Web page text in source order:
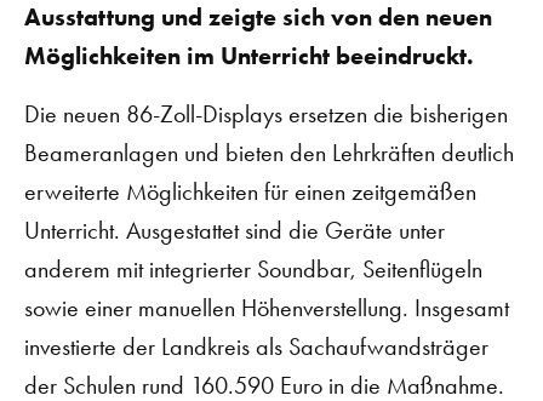
Ausstattung und zeigte sich von den neuen
Möglichkeiten im Unterricht beeindruckt.
Die neuen 86-Zoll-Displays ersetzen die bisherigen
Beameranlagen und bieten den Lehrkräften deutlich
erweiterte Möglichkeiten für einen zeitgemäßen
Unterricht. Ausgestattet sind die Geräte unter
anderem mit integrierter Soundbar, Seitenflügeln
sowie einer manuellen Höhenverstellung. Insgesamt
investierte der Landkreis als Sachaufwandsträger
der Schulen rund 160.590 Euro in die Maßnahme.